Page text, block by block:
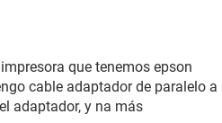
que tenemos epson
cable adaptador de paralelo a
adaptador, y na más